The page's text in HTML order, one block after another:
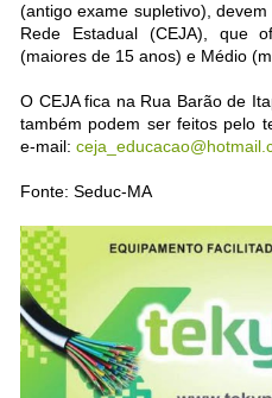
(antigo exame supletivo),
Rede Estadual (CEJA), que
(maiores de 15 anos) e Médio
O CEJA fica na Rua Barão de
também podem ser feitos pelo
e-mail:
Fonte: Seduc-MA